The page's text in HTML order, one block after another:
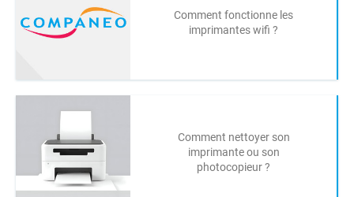
Comment fonctionne les
imprimantes wifi ?
Comment nettoyer son
imprimante ou son
photocopieur ?